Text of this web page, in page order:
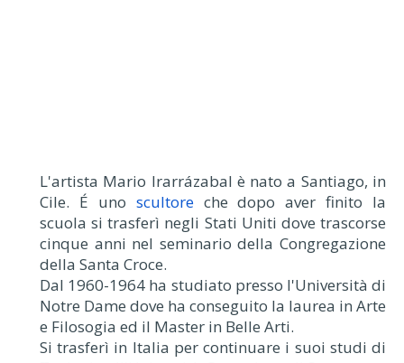
L'artista Mario Irarrázabal è nato a Santiago, in
Cile. É uno scultoreche dopo aver finito la
scuola si trasferì negli Stati Uniti dove trascorse
cinque anni nel seminario della Congregazione
della Santa Croce.
Dal 1960-1964 ha studiato presso l'Università di
Notre Dame dove ha conseguito la laurea in Arte
e Filosogia ed il Master in Belle Arti.
Si trasferì in Italia per continuare i suoi studi di